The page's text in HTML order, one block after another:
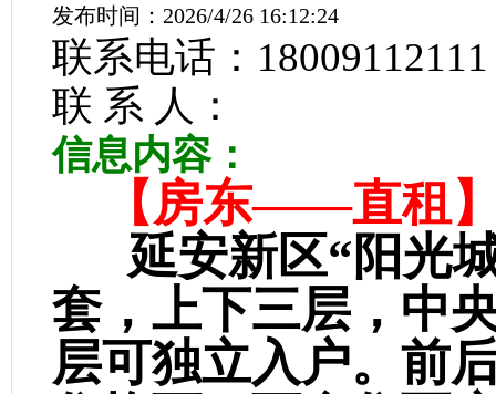
发布时间：2026/4/26 16:12:24
联系电话：18009112111
联 系 人：
信息内容：
【房东——直租
延安新区“阳光城
套，上下三层，中
层可独立入户。前